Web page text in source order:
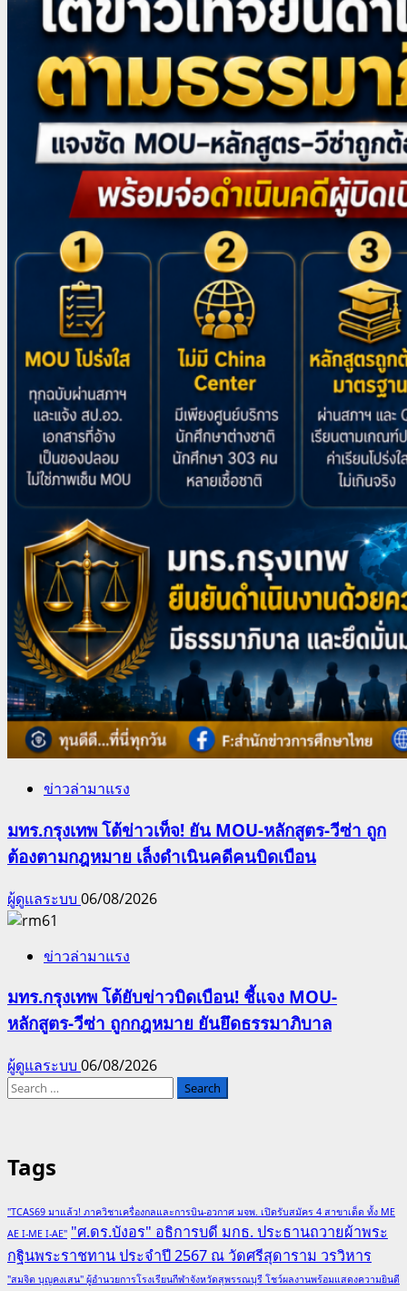
ข่าวล่ามาแรง
มทร.กรุงเทพ โต้ข่าวเท็จ! ยัน MOU-หลักสูตร-วีซ่า ถูก
ต้องตามกฎหมาย เล็งดำเนินคดีคนบิดเบือน
ผู้ดูแลระบบ 06/08/2026
ข่าวล่ามาแรง
มทร.กรุงเทพ โต้ยับข่าวบิดเบือน! ชี้แจง MOU-
หลักสูตร-วีซ่า ถูกกฎหมาย ยันยึดธรรมาภิบาล
ผู้ดูแลระบบ 06/08/2026
Search
Tags
"TCAS69 มาแล้ว! ภาควิชาเครื่องกลและการบิน-อวกาศ มจพ. เปิดรับสมัคร 4 สาขาเด็ด ทั้ง ME
AE I-ME I-AE" "ศ.ดร.บังอร" อธิการบดี มกธ. ประธานถวายผ้าพระ
กฐินพระราชทาน ประจำปี 2567 ณ วัดศรีสุดาราม วรวิหาร
"สมจิต บุญคงเสน" ผู้อำนวยการโรงเรียนกีฬาจังหวัดสุพรรณบุรี โชว์ผลงานพร้อมแสดงความยินดี